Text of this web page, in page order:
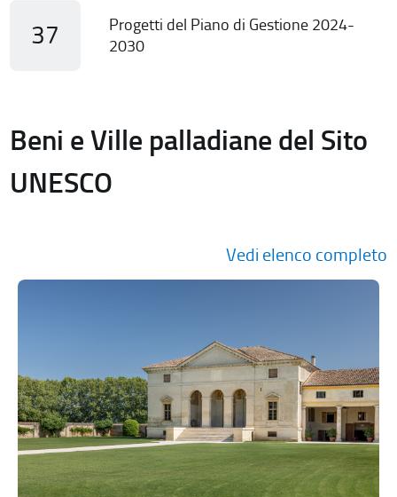
37
Progetti del Piano di Gestione 2024-
2030
Beni e Ville palladiane del Sito
UNESCO
Vedi elenco completo